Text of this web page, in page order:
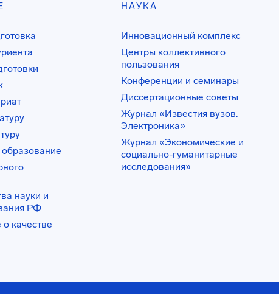
науки и
РФ
качестве
НАУКА
Инновационный комплекс
Центры коллективного
пользования
Конференции и семинары
Диссертационные советы
Журнал «Известия вузов.
Электроника»
Журнал «Экономические и
социально-гуманитарные
исследования»